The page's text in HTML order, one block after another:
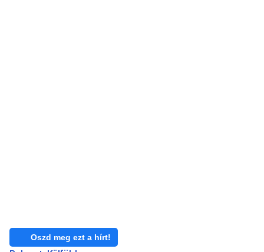
Oszd meg ezt a hírt!